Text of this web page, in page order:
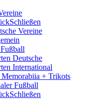
Schließen
Vereine
Deutsche
International
+ Trikots
Fußball
Schließen